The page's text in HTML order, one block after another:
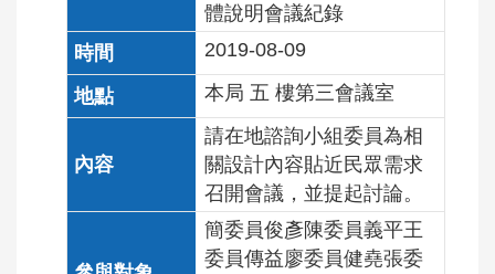
體說明會議紀錄
2019-08-09
本局 五 樓第三會議室
請在地諮詢小組委員為相
關設計內容貼近民眾需求
召開會議，並提起討論。
簡委員俊彥陳委員義平王
委員傳益廖委員健堯張委